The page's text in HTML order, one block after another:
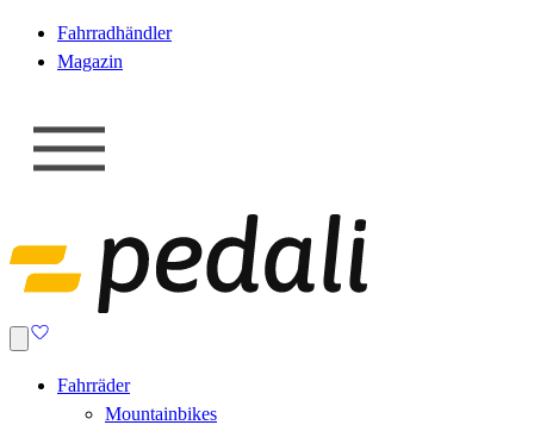
Fahrradhändler
Magazin
Fahrräder
Mountainbikes